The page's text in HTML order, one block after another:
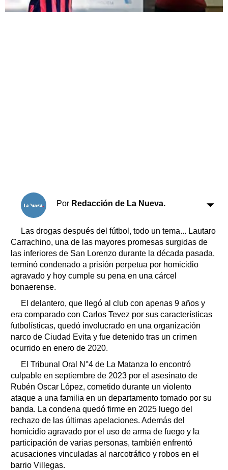
Suplementos
Por Redacción de La Nueva.
Las drogas después del fútbol, todo un tema... Lautaro
Carrachino, una de las mayores promesas surgidas de
las inferiores de San Lorenzo durante la década pasada,
terminó condenado a prisión perpetua por homicidio
agravado y hoy cumple su pena en una cárcel
bonaerense.
El delantero, que llegó al club con apenas 9 años y
era comparado con Carlos Tevez por sus características
futbolísticas, quedó involucrado en una organización
narco de Ciudad Evita y fue detenido tras un crimen
ocurrido en enero de 2020.
El Tribunal Oral N°4 de La Matanza lo encontró
culpable en septiembre de 2023 por el asesinato de
Rubén Oscar López, cometido durante un violento
ataque a una familia en un departamento tomado por su
banda. La condena quedó firme en 2025 luego del
rechazo de las últimas apelaciones. Además del
homicidio agravado por el uso de arma de fuego y la
participación de varias personas, también enfrentó
acusaciones vinculadas al narcotráfico y robos en el
barrio Villegas.